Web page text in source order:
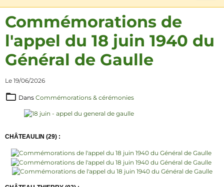
Commémorations de
l'appel du 18 juin 1940 du
Général de Gaulle
Le 19/06/2026
Dans Commémorations & cérémonies
CHÂTEAULIN (29) :